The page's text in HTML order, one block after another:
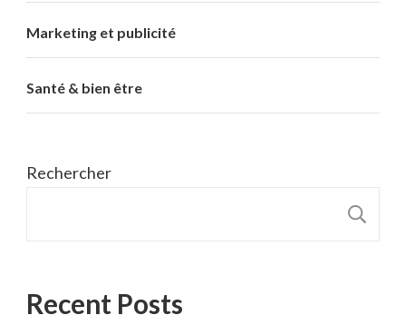
Marketing et publicité
Santé & bien être
Rechercher
Recent Posts